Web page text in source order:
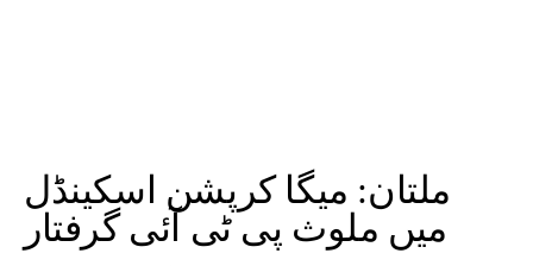
ملتان: میگا کرپشن اسکینڈل
میں ملوث پی ٹی آئی گرفتار